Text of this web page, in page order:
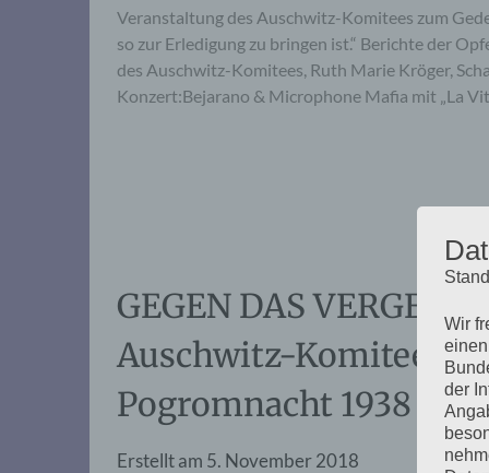
Veranstaltung des Auschwitz-Komitees zum
so zur Erledigung zu bringen ist.“ Berichte der
des Auschwitz-Komitees, Ruth Marie Kröger,
Konzert:Bejarano & Microphone Mafia mit „La
GEGEN DAS
Auschwitz-Komitees
Pogromnacht 1938
Erstellt am 5. November 2018
Wir
der